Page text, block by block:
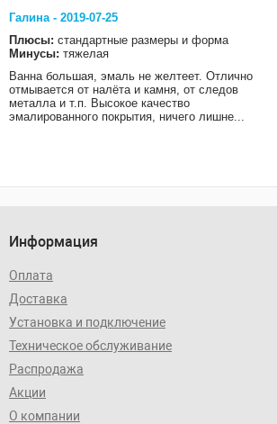
Галина - 2019-07-25
Плюсы: стандартные размеры и форма
Минусы: тяжелая
Ванна большая, эмаль не желтеет. Отлично
отмывается от налёта и камня, от следов
металла и т.п. Высокое качество
эмалированного покрытия, ничего лишне...
Информация
Оплата
Доставка
Установка и подключение
Техническое обслуживание
Распродажа
Акции
О компании